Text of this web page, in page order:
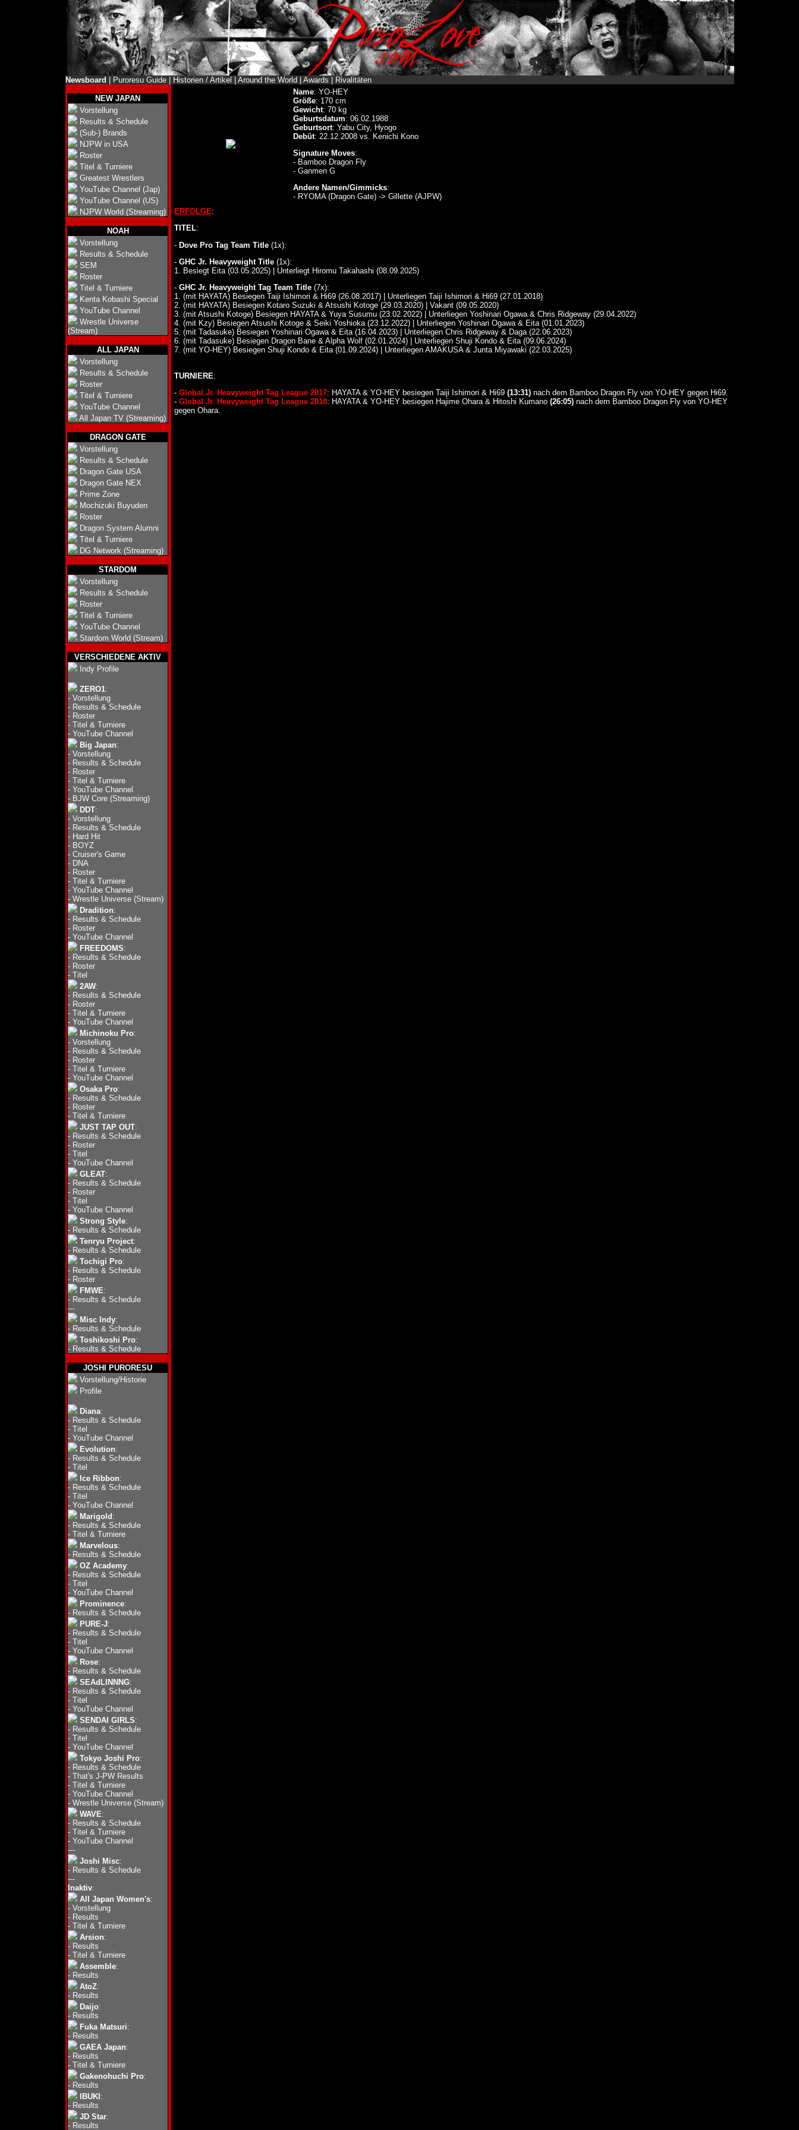
Newsboard Puroresu Guide| Historien / Artikel Around the World Awards Rivalitäten
NEW JAPAN
Vorstellung
Results & Schedule
(Sub-) Brands
NJPW in USA
Roster
Titel & Turniere
Greatest Wrestlers
YouTube Channel (Jap)
YouTube Channel (US)
NJPW World (Streaming)
NOAH
Vorstellung
Results & Schedule
SEM
Roster
Titel & Turniere
Kenta Kobashi Special
YouTube Channel
Wrestle Universe
(Stream)
ALL JAPAN
Vorstellung
Results & Schedule
Roster
Titel & Turniere
YouTube Channel
All Japan TV (Streaming)
DRAGON GATE
Vorstellung
Results & Schedule
Dragon Gate USA
Dragon Gate NEX
Prime Zone
Mochizuki Buyuden
Roster
Dragon System Alumni
Titel & Turniere
DG Network (Streaming)
STARDOM
Vorstellung
Results & Schedule
Roster
Titel & Turniere
YouTube Channel
Stardom World (Stream)
VERSCHIEDENE AKTIV
Indy Profile
ZERO1:
- Vorstellung
- Results & Schedule
- Roster
- Titel & Turniere
- YouTube Channel
Big Japan:
- Vorstellung
- Results & Schedule
- Roster
- Titel & Turniere
- YouTube Channel
- BJW Core (Streaming)
DDT:
- Vorstellung
- Results & Schedule
- Hard Hit
- BOYZ
- Cruiser's Game
- DNA
- Roster
- Titel & Turniere
- YouTube Channel
- Wrestle Universe (Stream)
Dradition:
- Results & Schedule
- Roster
- YouTube Channel
FREEDOMS:
- Results & Schedule
- Roster
- Titel
2AW:
- Results & Schedule
- Roster
- Titel & Turniere
- YouTube Channel
Michinoku Pro:
- Vorstellung
- Results & Schedule
- Roster
- Titel & Turniere
- YouTube Channel
Osaka Pro:
- Results & Schedule
- Roster
- Titel & Turniere
JUST TAP OUT:
- Results & Schedule
- Roster
- Titel
- YouTube Channel
GLEAT:
- Results & Schedule
- Roster
- Titel
- YouTube Channel
Strong Style:
- Results & Schedule
Tenryu Project:
- Results & Schedule
Tochigi Pro:
- Results & Schedule
- Roster
FMWE:
- Results & Schedule
---
Misc Indy:
- Results & Schedule
Toshikoshi Pro:
- Results & Schedule
JOSHI PURORESU
Vorstellung/Historie
Profile
Diana:
- Results & Schedule
- Titel
- YouTube Channel
Evolution:
- Results & Schedule
- Titel
Ice Ribbon:
- Results & Schedule
- Titel
- YouTube Channel
Marigold :
- Results & Schedule
- Titel & Turniere
Marvelous:
- Results & Schedule
OZ Academy:
- Results & Schedule
- Titel
- YouTube Channel
Prominence:
- Results & Schedule
PURE-J:
- Results & Schedule
- Titel
- YouTube Channel
Rose:
- Results & Schedule
SEAdLINNNG:
- Results & Schedule
- Titel
- YouTube Channel
SENDAI GIRLS:
- Results & Schedule
- Titel
- YouTube Channel
Tokyo Joshi Pro:
- Results & Schedule
- That's J-PW Results
- Titel & Turniere
- YouTube Channel
- Wrestle Universe (Stream)
WAVE:
- Results & Schedule
- Titel & Turniere
- YouTube Channel
---
Joshi Misc:
- Results & Schedule
---
Inaktiv:
All Japan Women's:
- Vorstellung
- Results
- Titel & Turniere
Arsion:
- Results
- Titel & Turniere
Assemble:
- Results
AtoZ:
- Results
Daijo:
- Results
Fuka Matsuri:
- Results
GAEA Japan:
- Results
- Titel & Turniere
Gakenohuchi Pro:
- Results
IBUKI :
- Results
JD Star:
- Results
Name: YO-HEY
Größe: 170 cm
Gewicht: 70 kg
Geburtsdatum: 06.02.1988
Geburtsort: Yabu City, Hyogo
Debüt: 22.12.2008 vs. Kenichi Kono
Signature Moves:
- Bamboo Dragon Fly
- Ganmen G
Andere Namen/Gimmicks:
- RYOMA (Dragon Gate) -> Gillette (AJPW)
ERFOLGE:
TITEL:
- Dove Pro Tag Team Title(1x):
- GHC Jr. Heavyweight Title(1x):
1. Besiegt Eita (03.05.2025) | Unterliegt Hiromu Takahashi (08.09.2025)
- GHC Jr. Heavyweight Tag Team Title(7x):
1. (mit HAYATA) Besiegen Taiji Ishimori & Hi69 (26.08.2017) | Unterliegen Taiji Ishimori & Hi69 (27.01.2018)
2. (mit HAYATA) Besiegen Kotaro Suzuki & Atsushi Kotoge (29.03.2020) | Vakant (09.05.2020)
3. (mit Atsushi Kotoge) Besiegen HAYATA & Yuya Susumu (23.02.2022) | Unterliegen Yoshinari Ogawa & Chris Ridgeway (29.04.2022)
4. (mit Kzy) Besiegen Atsushi Kotoge & Seiki Yoshioka (23.12.2022) | Unterliegen Yoshinari Ogawa & Eita (01.01.2023)
5. (mit Tadasuke) Besiegen Yoshinari Ogawa & Eita (16.04.2023) | Unterliegen Chris Ridgeway & Daga (22.06.2023)
6. (mit Tadasuke) Besiegen Dragon Bane & Alpha Wolf (02.01.2024) | Unterliegen Shuji Kondo & Eita (09.06.2024)
7. (mit YO-HEY) Besiegen Shuji Kondo & Eita (01.09.2024) | Unterliegen AMAKUSA & Junta Miyawaki (22.03.2025)
TURNIERE:
- Global Jr. Heavyweight Tag League 2017: HAYATA & YO-HEY besiegen Taiji Ishimori & Hi69 (13:31)nach dem Bamboo Dragon Fly von YO-HEY gegen Hi69.
- Global Jr. Heavyweight Tag League 2018: HAYATA & YO-HEY besiegen Hajime Ohara & Hitoshi Kumano (26:05)nach dem Bamboo Dragon Fly von YO-HEY
gegen Ohara.